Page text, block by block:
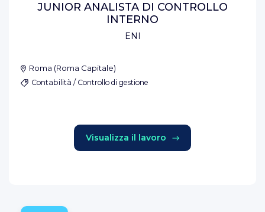
ENI
JUNIOR ANALISTA DI CONTROLLO
INTERNO
Roma (Roma Capitale)
Contabilità / Controllo di gestione
Visualizza il lavoro